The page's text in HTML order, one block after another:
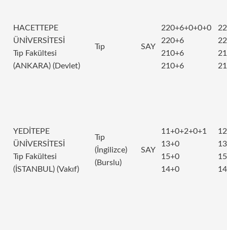
HACETTEPE
ÜNİVERSİTESİ
Tıp Fakültesi
(ANKARA) (Devlet)
Tıp SAY
220+6+0+0+0
220+6
210+6
210+6
YEDİTEPE
ÜNİVERSİTESİ
Tıp Fakültesi
(İSTANBUL) (Vakıf)
Tıp
(İngilizce)
(Burslu)
SAY
11+0+2+0+1
13+0
15+0
14+0
12
13
15
14